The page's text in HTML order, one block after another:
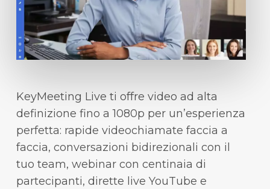
KeyMeeting Live ti offre video ad alta
definizione fino a 1080p per un’esperienza
perfetta: rapide videochiamate faccia a
faccia, conversazioni bidirezionali con il
tuo team, webinar con centinaia di
partecipanti, dirette live YouTube e